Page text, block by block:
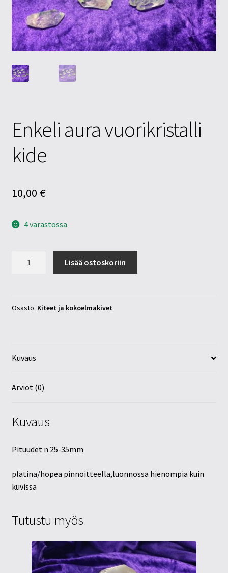
Tietosuojaseloste
Tuotteet
Enkeli aura vuorikristalli
kide
10,00 €
4 varastossa
määrä
Lisää ostoskoriin
Osasto: Kiteet ja kokoelmakivet
Kuvaus
Arviot (0)
Kuvaus
Pituudet n 25-35mm
platina/hopea pinnoitteella,luonnossa hienompia kuin
kuvissa
Tutustu myös